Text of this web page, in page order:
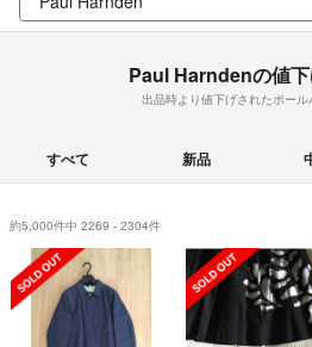
Paul Harndenの値
出品時より値下げされたポー
すべて 新品
約5,000件中 2269 - 2304件